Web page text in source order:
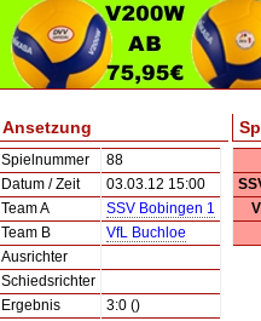
Ansetzung
Spielnummer
88
Datum / Zeit
03.03.12 15:00
Team A
SSV Bobingen 1
Team B
VfL Buchloe
Ausrichter
Schiedsrichter
Ergebnis
3:0 ()